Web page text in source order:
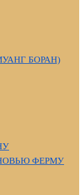
БОРАН)
ФЕРМУ